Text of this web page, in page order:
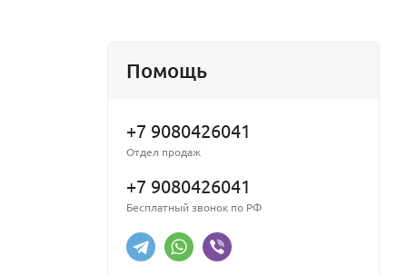
Помощь
+7 9080426041
Отдел продаж
+7 9080426041
Бесплатный звонок по РФ